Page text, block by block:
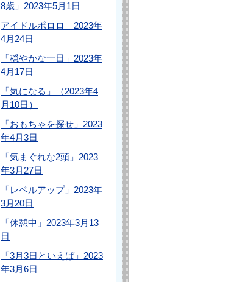
8歳」2023年5月1日
アイドルポロロ 2023年
4月24日
「穏やかな一日」2023年
4月17日
「気になる」（2023年4
月10日）
「おもちゃを探せ」2023
年4月3日
「気まぐれな2頭」2023
年3月27日
「レベルアップ」2023年
3月20日
「休憩中」2023年3月13
日
「3月3日といえば」2023
年3月6日